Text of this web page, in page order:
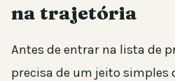
na trajetória
Antes de entrar na lista de
precisa de um jeito simples